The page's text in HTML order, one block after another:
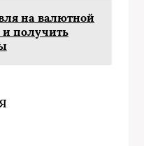
на валютной
и получить